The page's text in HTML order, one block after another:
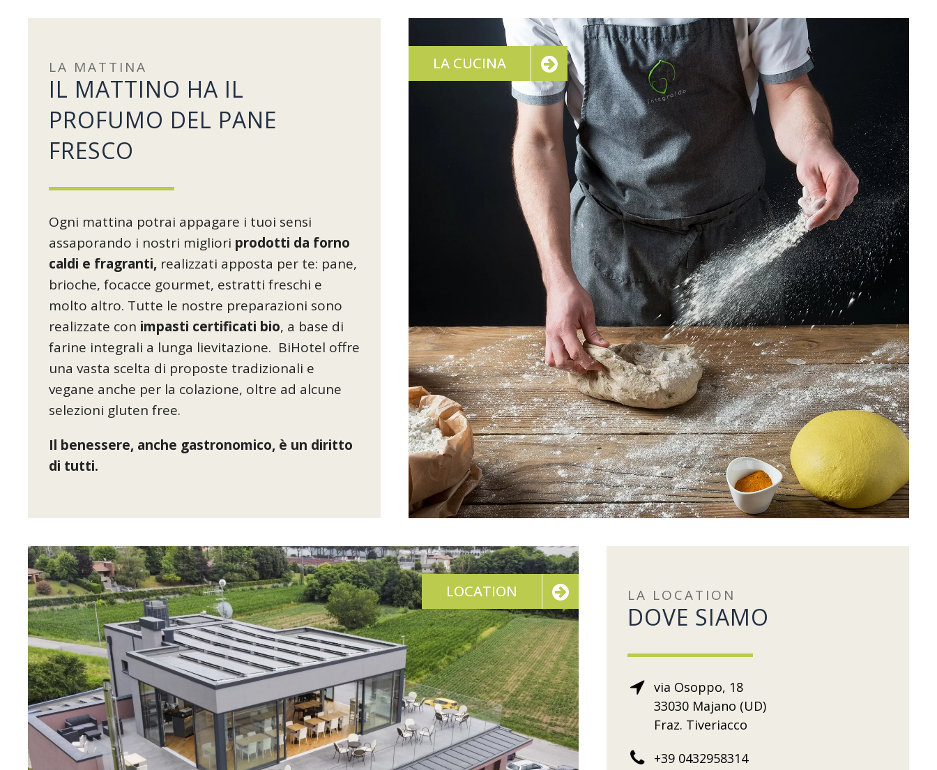
LA MATTINA
IL MATTINO HA IL
PROFUMO DEL PANE
FRESCO
Ogni mattina potrai appagare i tuoi sensi
assaporando i nostri migliori prodotti da forno
caldi e fragranti, realizzati apposta per te: pane,
brioche, focacce gourmet, estratti freschi e
molto altro. Tutte le nostre preparazioni sono
realizzate con impasti certificati bio, a base di
farine integrali a lunga lievitazione. BiHotel offre
una vasta scelta di proposte tradizionali e
vegane anche per la colazione, oltre ad alcune
selezioni gluten free.
Il benessere, anche gastronomico, è un diritto
di tutti.
LA CUCINA
LOCATION LA LOCATION
DOVE SIAMO
via Osoppo, 18
33030 Majano (UD)
Fraz. Tiveriacco
+39 0432958314